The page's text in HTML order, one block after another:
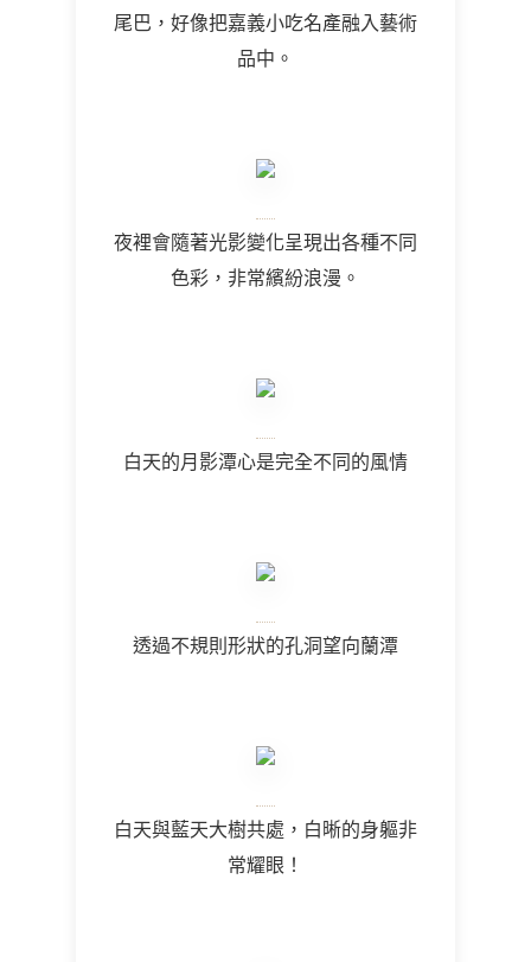
尾巴，好像把嘉義小吃名產融入藝術
品中。
夜裡會隨著光影變化呈現出各種不同
色彩，非常繽紛浪漫。
白天的月影潭心是完全不同的風情
透過不規則形狀的孔洞望向蘭潭
白天與藍天大樹共處，白晰的身軀非
常耀眼！